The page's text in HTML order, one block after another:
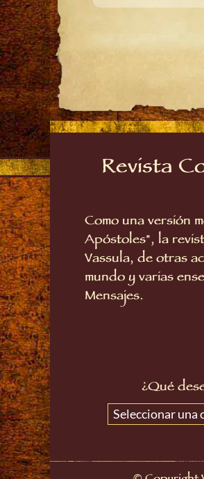
Revista
Como una versión
Apóstoles", la
Vassula, de otras
mundo y varias
Mensajes.
¿Qué
Seleccionar una